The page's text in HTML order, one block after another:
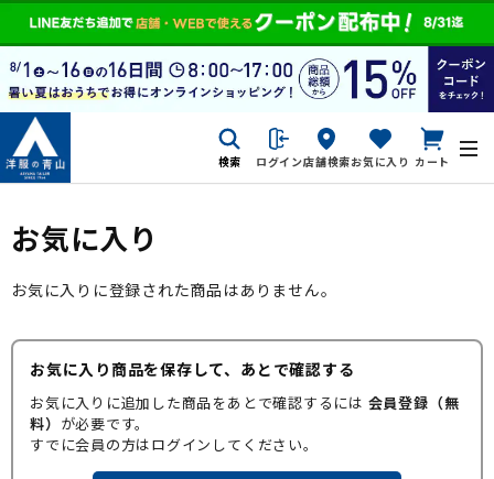
検索 ログイン店舗検索お気に入り カート
お気に入り
お気に入りに登録された商品はありません。
お気に入り商品を保存して、あとで確認する
お気に入りに追加した商品をあとで確認するには 会員登録（無
料） が必要です。
すでに会員の方はログインしてください。